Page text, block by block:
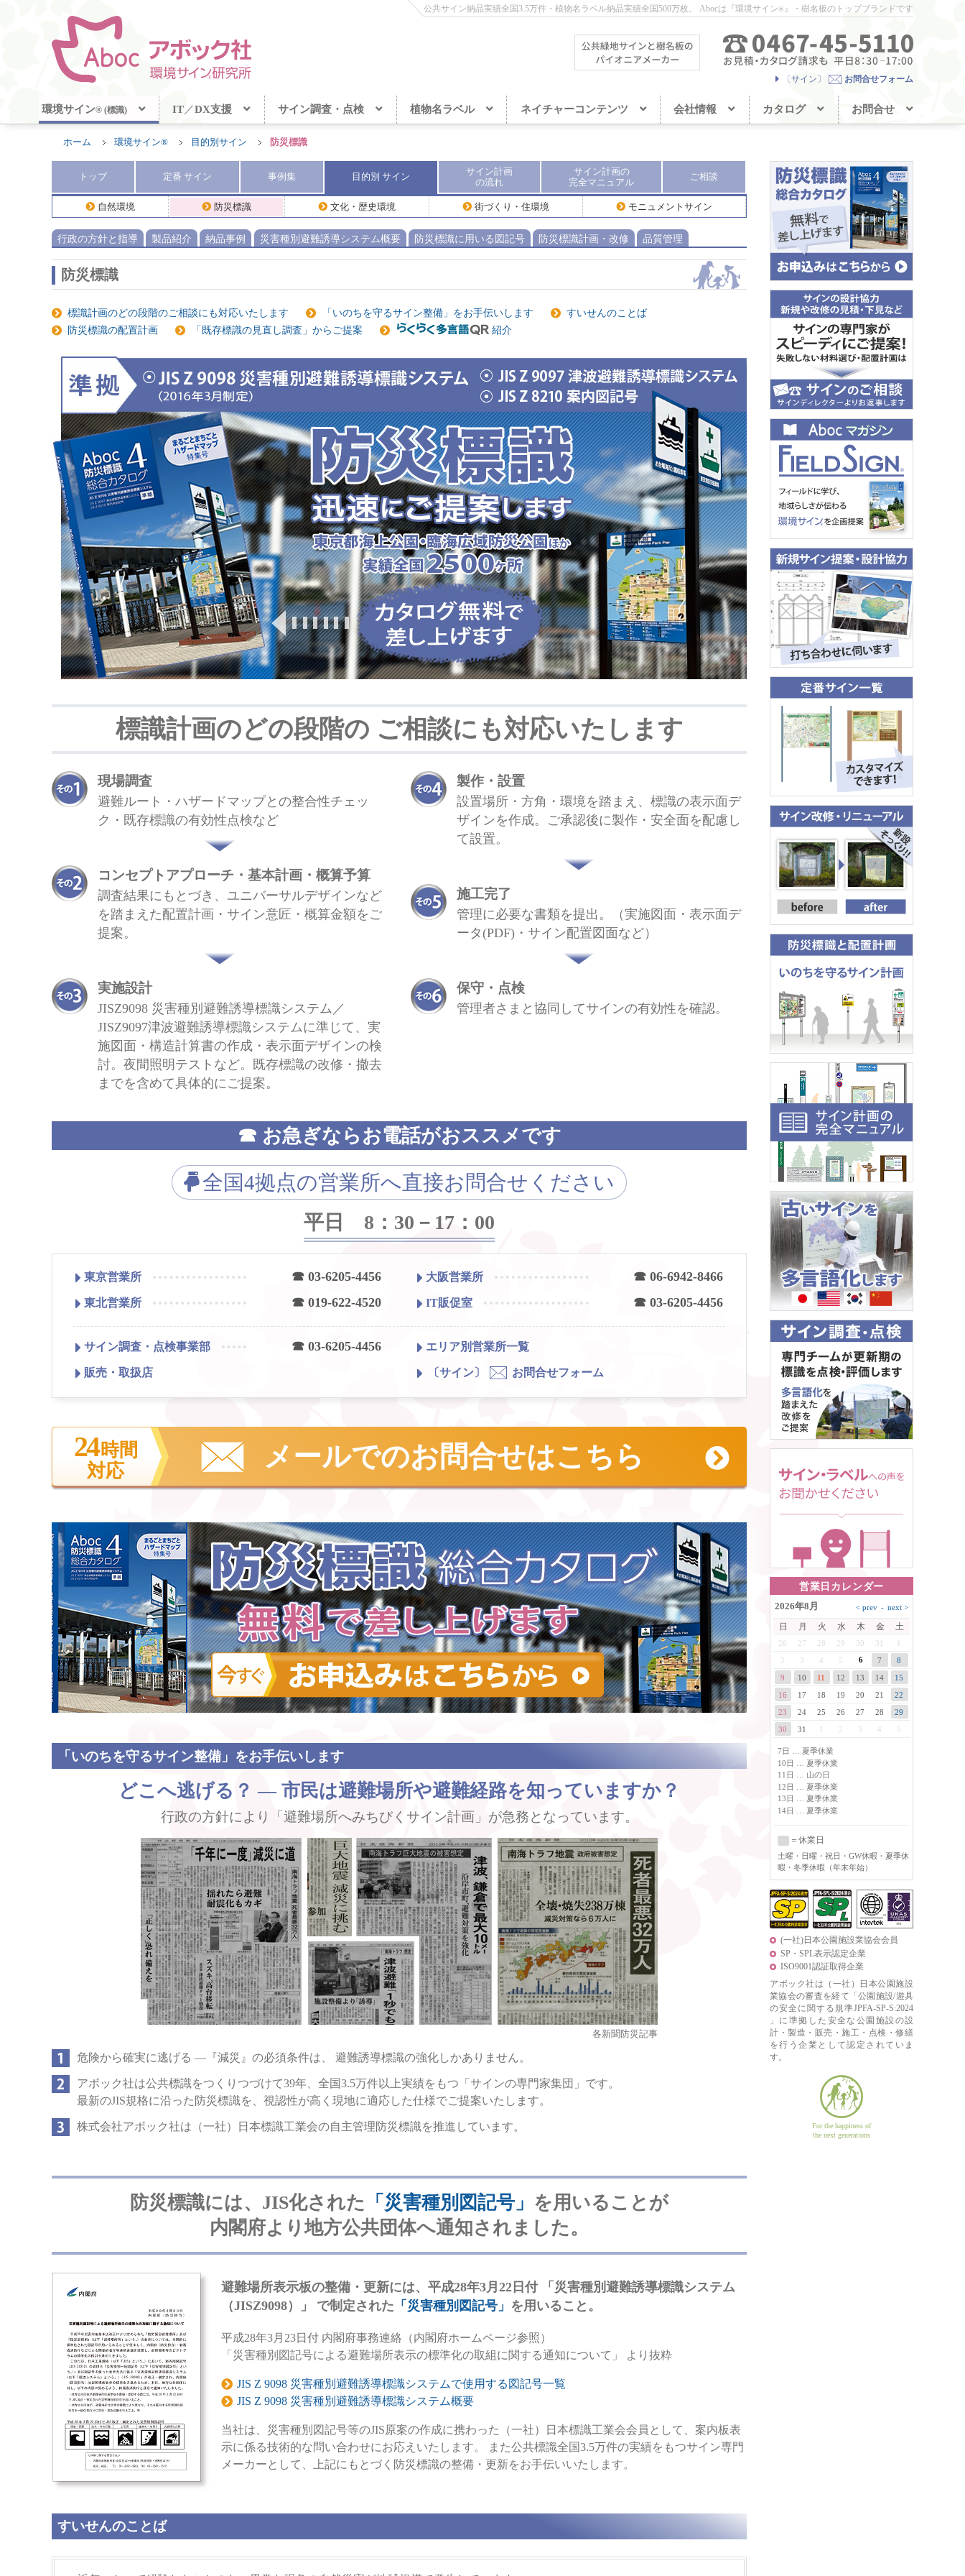
公共サイン納品実績全国3.5万件・植物名ラベル納品実績全国500万枚。 Abocは『環境サイン® 』・樹名板のトップブランドです
〔サイン〕 お問合せフォーム
環境サイン® (標識) IT／DX支援 サイン調査・点検 植物名ラベル ネイチャーコンテンツ 会社情報 カタログ お問合せ
ホーム 環境サイン® 目的別サイン 防災標識
トップ 定番 サイン 事例集 目的別 サイン
サイン計画
の流れ
サイン計画の
完全マニュアル
ご相談
自然環境 防災標識 文化・歴史環境 街づくり・住環境 モニュメントサイン
行政の方針と指導 製品紹介 納品事例 災害種別避難誘導システム概要 防災標識に用いる図記号 防災標識計画・改修 品質管理
防災標識
標識計画のどの段階のご相談にも対応いたします 「いのちを守るサイン整備」をお手伝いします
すいせんのことば
防災標識の配置計画
「既存標識の見直し調査」からご提案 紹介
標識計画のどの段階の ご相談にも対応いたします
現場調査
避難ルート・ハザードマップとの整合性チェッ
ク・既存標識の有効性点検など
コンセプトアプローチ・基本計画・概算予算
調査結果にもとづき、ユニバーサルデザインなど
を踏まえた配置計画・サイン意匠・概算金額をご
提案。
実施設計
JISZ9098 災害種別避難誘導標識システム／
JISZ9097津波避難誘導標識システムに準じて、実
施図面・構造計算書の作成・表示面デザインの検
討。夜間照明テストなど。既存標識の改修・撤去
までを含めて具体的にご提案。
製作・設置
設置場所・方角・環境を踏まえ、標識の表示面デ
ザインを作成。ご承認後に製作・安全面を配慮し
て設置。
施工完了
管理に必要な書類を提出。（実施図面・表示面デ
ータ(PDF)・サイン配置図面など）
保守・点検
管理者さまと協同してサインの有効性を確認。
☎ お急ぎならお電話がおススメです
全国4拠点の営業所へ直接お問合せください
平日 8：30－17：00
東京営業所 ☎ 03-6205-4456 大阪営業所 ☎ 06-6942-8466
東北営業所 ☎ 019-622-4520 IT販促室 ☎ 03-6205-4456
サイン調査・点検事業部 ☎ 03-6205-4456 エリア別営業所一覧
販売・取扱店 〔サイン〕 お問合せフォーム
24時間
対応
メールでのお問合せはこちら
「いのちを守るサイン整備」をお手伝いします
どこへ逃げる？ ― 市民は避難場所や避難経路を知っていますか？
行政の方針により「避難場所へみちびくサイン計画」が急務となっています。
各新聞防災記事
危険から確実に逃げる ―『減災』の必須条件は、 避難誘導標識の強化しかありません。
アボック社は公共標識をつくりつづけて39年、全国3.5万件以上実績をもつ「サインの専門家集団」です。
最新のJIS規格に沿った防災標識を、視認性が高く現地に適応した仕様でご提案いたします。
株式会社アボック社は（一社）日本標識工業会の自主管理防災標識を推進しています。
防災標識には、JIS化された 「災害種別図記号」 を用いることが
内閣府より地方公共団体へ通知されました。
避難場所表示板の整備・更新には、平成28年3月22日付 「災害種別避難誘導標識システム
（JISZ9098）」 で制定された 「災害種別図記号」 を用いること。
平成28年3月23日付 内閣府事務連絡（内閣府ホームページ参照）
「災害種別図記号による避難場所表示の標準化の取組に関する通知について」 より抜粋
JIS Z 9098 災害種別避難誘導標識システムで使用する図記号一覧
JIS Z 9098 災害種別避難誘導標識システム概要
当社は、災害種別図記号等のJIS原案の作成に携わった（一社）日本標識工業会会員として、案内板表
示に係る技術的な問い合わせにお応えいたします。 また公共標識全国3.5万件の実績をもつサイン専門
メーカーとして、上記にもとづく防災標識の整備・更新をお手伝いいたします。
すいせんのことば
営業日カレンダー
2026年8月
日 月 火 水 木 金 土
26 27 28 29 30 31
1
3 4 5 6 7
8
9
10 11 12 13 14
15
16
17 18 19 20 21
22
23
24 25 26 27 28
29
30
31 1 3 4 5
7日 … 夏季休業
10日 … 夏季休業
11日 … 山の日
12日 … 夏季休業
13日 … 夏季休業
14日 … 夏季休業
＝休業日
土曜・日曜・祝日・GW休暇・夏季休
暇・冬季休暇（年末年始）
(一社)日本公園施設業協会会員
SP・SPL表示認定企業
ISO9001認証取得企業
アボック社は（一社）日本公園施設
業協会の審査を経て「公園施設/遊具
の安全に関する規準JPFA-SP-S:2024
」に準拠した安全な公園施設の設
計・製造・販売・施工・点検・修繕
を行う企業として認定されていま
す。
For the happiness of
the next generations